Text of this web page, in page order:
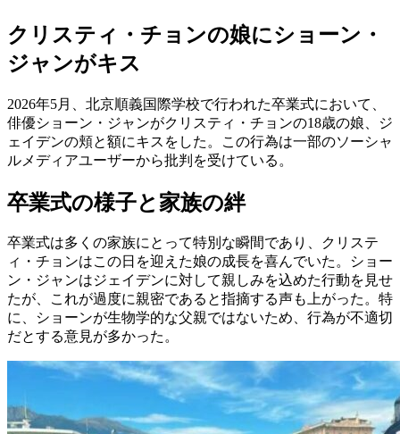
クリスティ・チョンの娘にショーン・
ジャンがキス
2026年5月、北京順義国際学校で行われた卒業式において、
俳優ショーン・ジャンがクリスティ・チョンの18歳の娘、ジ
ェイデンの頬と額にキスをした。この行為は一部のソーシャ
ルメディアユーザーから批判を受けている。
卒業式の様子と家族の絆
卒業式は多くの家族にとって特別な瞬間であり、クリステ
ィ・チョンはこの日を迎えた娘の成長を喜んでいた。ショー
ン・ジャンはジェイデンに対して親しみを込めた行動を見せ
たが、これが過度に親密であると指摘する声も上がった。特
に、ショーンが生物学的な父親ではないため、行為が不適切
だとする意見が多かった。